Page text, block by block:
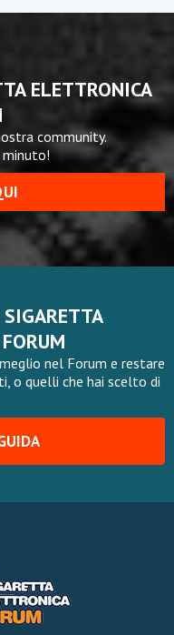
ELETTRONICA
community.
minuto!
nel Forum e restare
o quelli che hai scelto di